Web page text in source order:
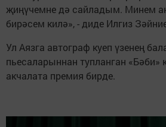
җиңүчемне дә сайладым. Минем
бирәсем килә», - диде Илгиз
Ул Аязга автограф куеп үзенең
пьесаларыннан тупланган «Бәби»
акчалата премия бирде.